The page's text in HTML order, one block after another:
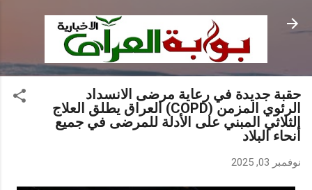
التخطي إلى المحتوى الرئيسي
حقبة جديدة في رعاية مرضى الانسداد
الرئوي المزمن (COPD) العراق يطلق العلاج
الثلاثي المبني على الأدلة للمرضى في جميع
أنحاء البلاد
نوفمبر 03, 2025